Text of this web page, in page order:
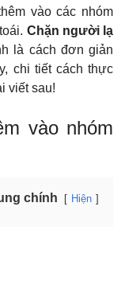
vào các nhóm
Chặn người lạ
là cách đơn giản
chi tiết cách thực
viết sau!
vào nhóm
chính Hiện